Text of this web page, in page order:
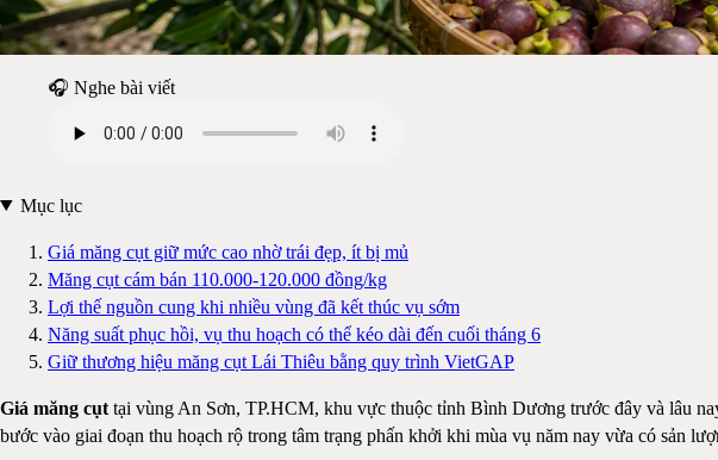
🎧 Nghe bài viết
Mục lục
Giá măng cụt giữ mức cao nhờ trái đẹp, ít bị mủ
Măng cụt cám bán 110.000-120.000 đồng/kg
Lợi thế nguồn cung khi nhiều vùng đã kết thúc vụ sớm
Năng suất phục hồi, vụ thu hoạch có thể kéo dài đến cuối tháng 6
Giữ thương hiệu măng cụt Lái Thiêu bằng quy trình VietGAP
Giá măng cụt tại vùng An Sơn, TP.HCM, khu vực thuộc tỉnh Bình Dương trước đây và lâu
bước vào giai đoạn thu hoạch rộ trong tâm trạng phấn khởi khi mùa vụ năm nay vừa có sản